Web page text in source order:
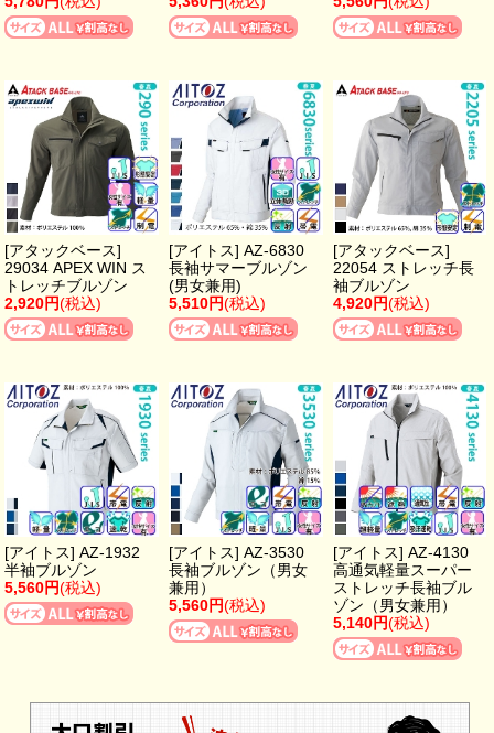
[アタックベース]
29034 APEX WIN ス
トレッチブルゾン
2,920円(税込)
[アイトス] AZ-6830
長袖サマーブルゾン
(男女兼用)
5,510円(税込)
[アタックベース]
22054 ストレッチ長
袖ブルゾン
4,920円(税込)
[アイトス] AZ-1932
半袖ブルゾン
5,560円(税込)
[アイトス] AZ-3530
長袖ブルゾン（男女
兼用）
5,560円(税込)
[アイトス] AZ-4130
高通気軽量スーパー
ストレッチ長袖ブル
ゾン（男女兼用）
5,140円(税込)